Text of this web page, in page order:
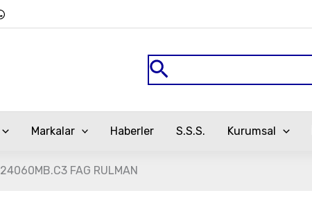
Arama
Markalar Haberler S.S.S. Kurumsal
24060MB.C3 FAG RULMAN